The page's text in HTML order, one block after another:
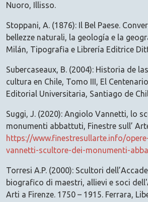
Nuoro, Illisso.
Stoppani, A. (1876): Il Bel Paese.
bellezze naturali, la geología e la
Milán, Tipografia e Librería Editrice
Subercaseaux, B. (2004): Historia de
cultura en Chile, Tomo III, El
Editorial Universitaria, Santiago de
Suggi, J. (2020): Angiolo Vannetti, lo
monumenti abbattuti, Finestre sull’
https://www.finestresullarte.info/
vannetti-scultore-dei-monumenti-
Torresi A.P. (2000): Scultori
biografico di maestri, allievi e soci
Arti a Firenze. 1750 – 1915. Ferrara,